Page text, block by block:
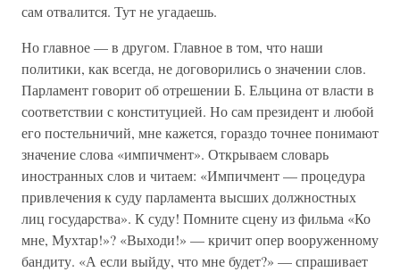
сам отвалится. Тут не угадаешь.
Но главное — в другом. Главное в том, что наши
политики, как всегда, не договорились о значении слов.
Парламент говорит об отрешении Б. Ельцина от власти в
соответствии с конституцией. Но сам президент и любой
его постельничий, мне кажется, гораздо точнее понимают
значение слова «импичмент». Открываем словарь
иностранных слов и читаем: «Импичмент — процедура
привлечения к суду парламента высших должностных
лиц государства». К суду! Помните сцену из фильма «Ко
мне, Мухтар!»? «Выходи!» — кричит опер вооруженному
бандиту. «А если выйду, что мне будет?» — спрашивает